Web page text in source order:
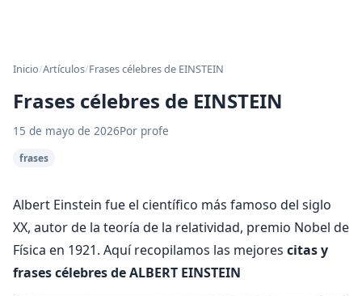
Inicio/Artículos/Frases célebres de EINSTEIN
Frases célebres de EINSTEIN
15 de mayo de 2026Por profe
frases
Albert Einstein fue el científico más famoso del siglo
XX, autor de la teoría de la relatividad, premio Nobel de
Física en 1921. Aquí recopilamos las mejores citas y
frases célebres de ALBERT EINSTEIN